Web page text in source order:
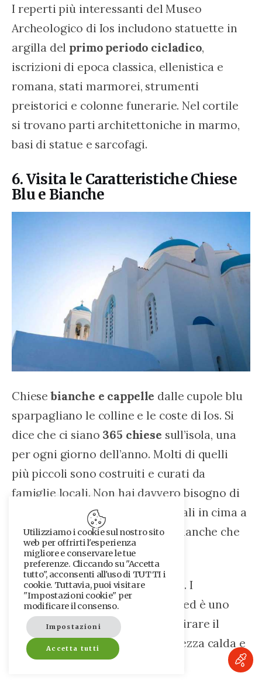
I reperti più interessanti del Museo
Archeologico di Ios includono statuette in
argilla del primo periodo cicladico,
iscrizioni di epoca classica, ellenistica e
romana, stati marmorei, strumenti
preistorici e colonne funerarie. Nel cortile
si trovano parti architettoniche in marmo,
basi di statue e sarcofagi.
6. Visita le Caratteristiche Chiese
Blu e Bianche
Chiese bianche e cappelle dalle cupole blu
sparpagliano le colline e le coste di Ios. Si
dice che ci siano 365 chiese sull’isola, una
per ogni giorno dell’anno. Molti di quelli
più piccoli sono costruiti e curati da
famiglie locali. Non hai davvero bisogno di
vederle tutte, ma sicuramente sali in cima a
Chora e vedi le quattro chiese bianche che
si trovano sulla collina.
Fai una passeggiata fino in cima. I
panorami lassù sono incredibili ed è uno
dei posti migliori a Ios per ammirare il
tramonto. Nessuna folla, una brezza calda e
panorami incredibili.
Utilizziamo i cookie sul nostro sito
web per offrirti l'esperienza
migliore e conservare le tue
preferenze. Cliccando su "Accetta
tutto", acconsenti all'uso di TUTTI i
cookie. Tuttavia, puoi visitare
"Impostazioni cookie" per
modificare il consenso.
Impostazioni
Accetta tutti